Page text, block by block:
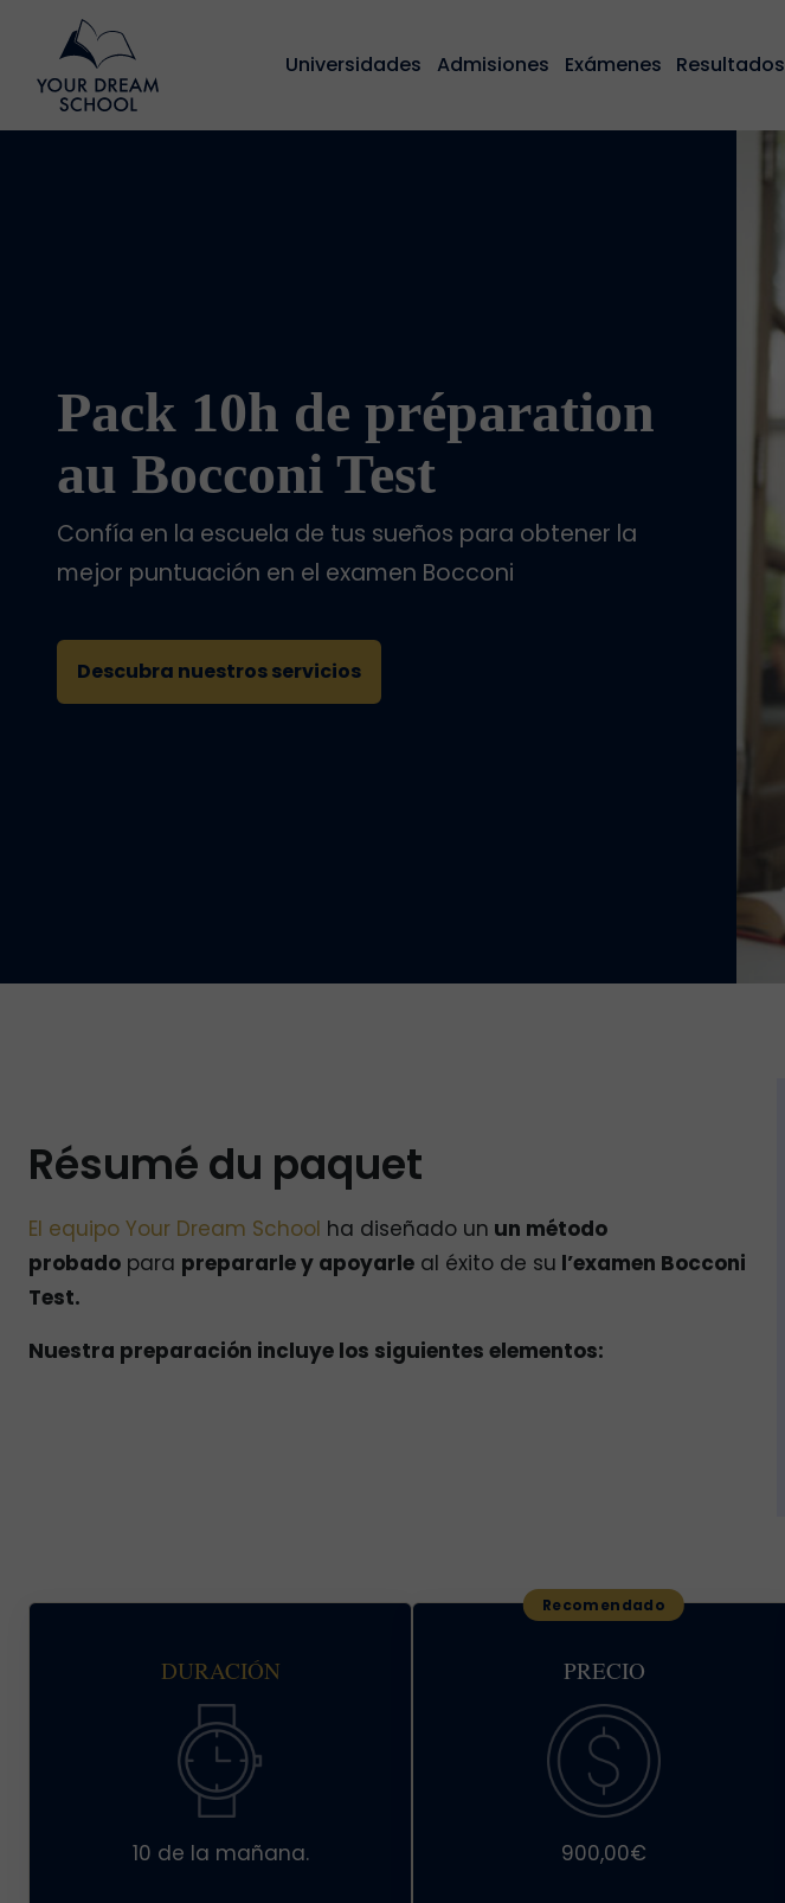
Universidades Admisiones Exámenes Resultados
Pack 10h de préparation
au Bocconi Test
Confía en la escuela de tus sueños para obtener la
mejor puntuación en el examen Bocconi
Descubra nuestros servicios
Résumé du paquet
El equipo Your Dream School ha diseñado un un método
probado para prepararle y apoyarle al éxito de su l’examen Bocconi
Test.
Nuestra preparación incluye los siguientes elementos:
DURACIÓN
10 de la mañana.
PRECIO
900,00€